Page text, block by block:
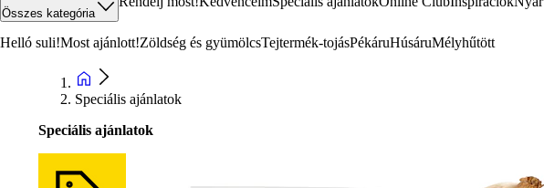
Összes kategória
Helló suli!Most ajánlott!Zöldség és gyümölcsTejtermék-tojásPékáruHúsáruMélyhűtött
Speciális ajánlatok
Speciális ajánlatok